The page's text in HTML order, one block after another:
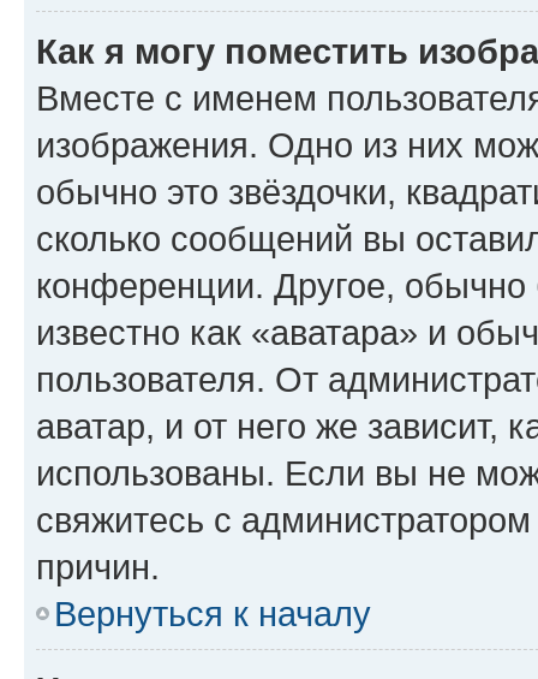
Как я могу поместить
Вместе с именем
изображения. Одно из них
обычно это звёздочки,
сколько сообщений вы
конференции. Другое,
известно как «аватара» и
пользователя. От
аватар, и от него же зависит,
использованы. Если вы не
свяжитесь с
причин.
Вернуться к началу